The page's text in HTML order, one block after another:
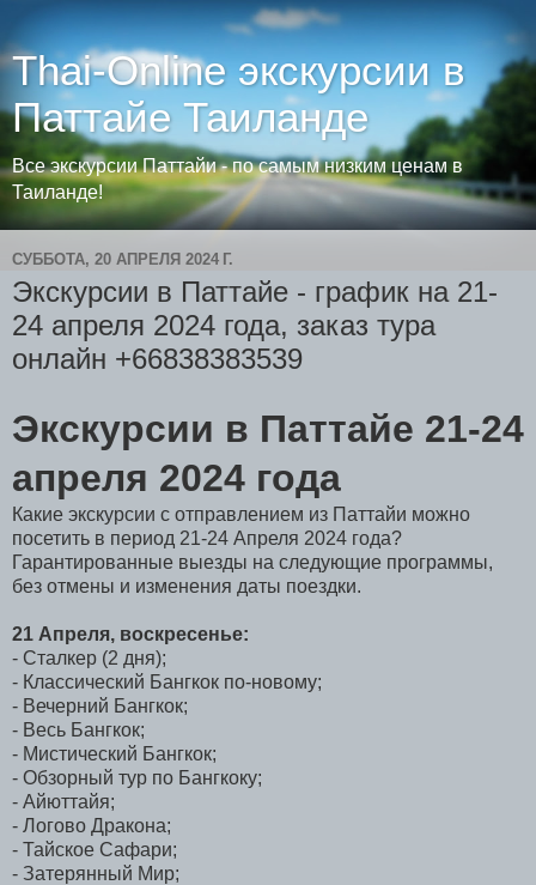
Thai-Online экскурсии в
Паттайе Таиланде
Все экскурсии Паттайи - по самым низким ценам в
Таиланде!
СУББОТА, 20 АПРЕЛЯ 2024 Г.
Экскурсии в Паттайе - график на 21-
24 апреля 2024 года, заказ тура
онлайн +66838383539
Экскурсии в Паттайе 21-24
апреля 2024 года
Какие экскурсии с отправлением из Паттайи можно
посетить в период 21-24 Апреля 2024 года?
Гарантированные выезды на следующие программы,
без отмены и изменения даты поездки.
21 Апреля, воскресенье:
- Сталкер (2 дня);
- Классический Бангкок по-новому;
- Вечерний Бангкок;
- Весь Бангкок;
- Мистический Бангкок;
- Обзорный тур по Бангкоку;
- Айюттайя;
- Логово Дракона;
- Тайское Сафари;
- Затерянный Мир;